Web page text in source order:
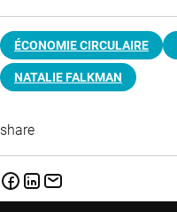
ÉCONOMIE CIRCULAIRE
NATALIE FALKMAN
share